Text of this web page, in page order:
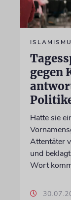
gegen
Hatte sie
Attentäter
und
Wort